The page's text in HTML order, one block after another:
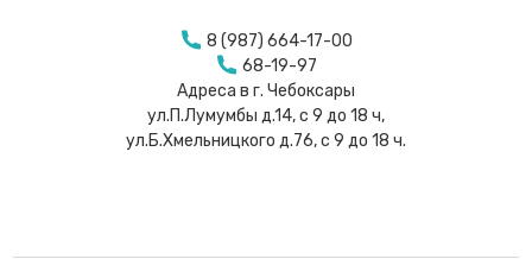
8 (987) 664-17-00
68-19-97
Адреса в г. Чебоксары
ул.П.Лумумбы д.14, с 9 до 18 ч,
ул.Б.Хмельницкого д.76, с 9 до 18 ч.